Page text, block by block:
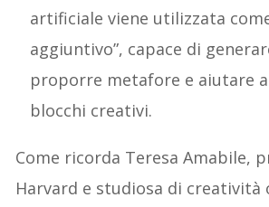
artificiale viene utilizzata
aggiuntivo”, capace di
proporre metafore e aiutare
blocchi creativi.
Come ricorda Teresa Amabile,
Harvard e studiosa di creatività